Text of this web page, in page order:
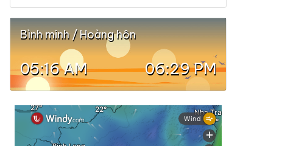
Bình minh / Hoàng hôn
05:16 AM 06:29 PM